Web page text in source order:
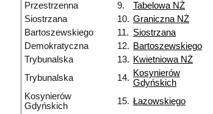
Przestrzenna
9.
Tabelowa NŻ
Siostrzana
10. Graniczna NŻ
Bartoszewskiego
11. Siostrzana
Demokratyczna
12. Bartoszewskiego
Trybunalska
13. Kwietniowa NŻ
Trybunalska
14. Kosynierów
Gdyńskich
Kosynierów
Gdyńskich
15. Łazowskiego